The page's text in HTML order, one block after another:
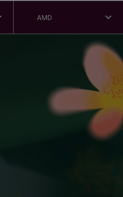
AMD